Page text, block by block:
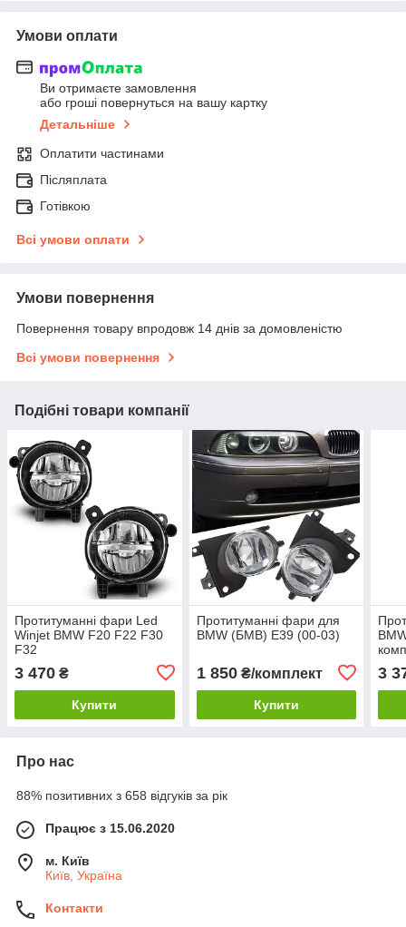
Умови оплати
Ви отримаєте замовлення
або гроші повернуться на вашу картку
Детальніше
Оплатити частинами
Післяплата
Готівкою
Всі умови оплати
Умови повернення
Повернення товару впродовж 14 днів за домовленістю
Всі умови повернення
Подібні товари компанії
Протитуманні фари Led
Winjet BMW F20 F22 F30
F32
3 470 ₴
Купити
Протитуманні фари для
BMW (БМВ) E39 (00-03)
1 850₴/комплект
Купити
3
Про нас
88% позитивних з 658 відгуків за рік
Працює з 15.06.2020
м. Київ
Київ, Україна
Контакти